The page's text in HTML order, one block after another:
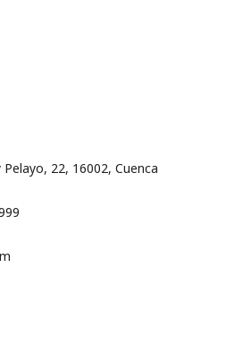
22, 16002, Cuenca